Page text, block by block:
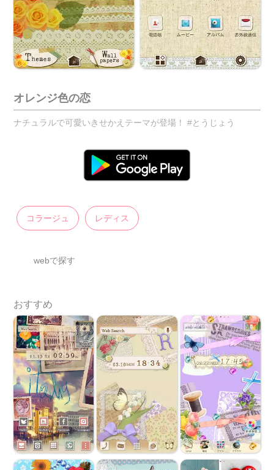
オレンジ色の恋
ナチュラルで可愛いきせかえテーマが登場！ #とうじょう
コラージュ レディス
webで探す
おすすめ